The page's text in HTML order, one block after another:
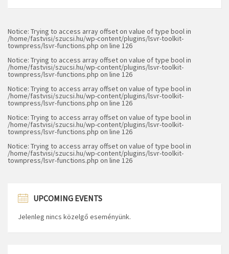
Notice: Trying to access array offset on value of type bool in
/home/fastvisi/szucsi.hu/wp-content/plugins/lsvr-toolkit-
townpress/lsvr-functions.php on line 126
Notice: Trying to access array offset on value of type bool in
/home/fastvisi/szucsi.hu/wp-content/plugins/lsvr-toolkit-
townpress/lsvr-functions.php on line 126
Notice: Trying to access array offset on value of type bool in
/home/fastvisi/szucsi.hu/wp-content/plugins/lsvr-toolkit-
townpress/lsvr-functions.php on line 126
Notice: Trying to access array offset on value of type bool in
/home/fastvisi/szucsi.hu/wp-content/plugins/lsvr-toolkit-
townpress/lsvr-functions.php on line 126
Notice: Trying to access array offset on value of type bool in
/home/fastvisi/szucsi.hu/wp-content/plugins/lsvr-toolkit-
townpress/lsvr-functions.php on line 126
UPCOMING EVENTS
Jelenleg nincs közelgő eseményünk.